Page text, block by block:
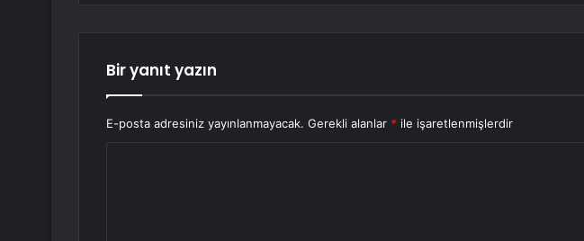
Bir yanıt yazın
E-posta adresiniz yayınlanmayacak. Gerekli alanlar * ile işaretlenmişlerdir